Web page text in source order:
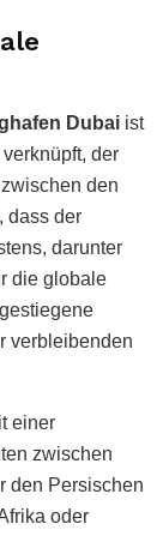
Dubai ist
der
den
dass der
darunter
die globale
verbleibenden
einer
zwischen
den Persischen
oder